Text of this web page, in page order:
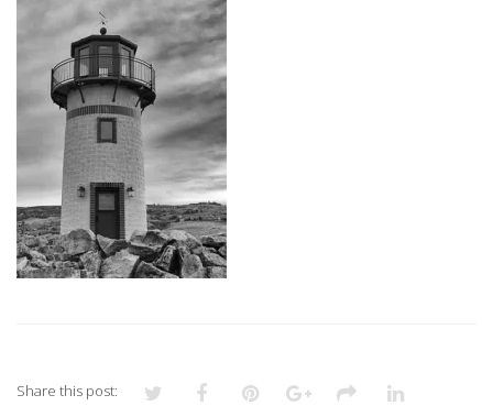
Share this post: